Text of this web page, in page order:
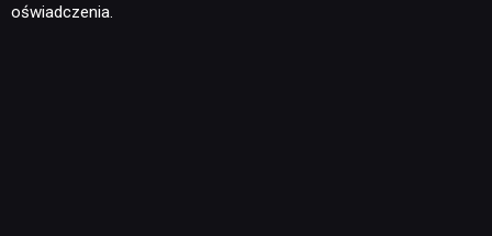
oświadczenia.